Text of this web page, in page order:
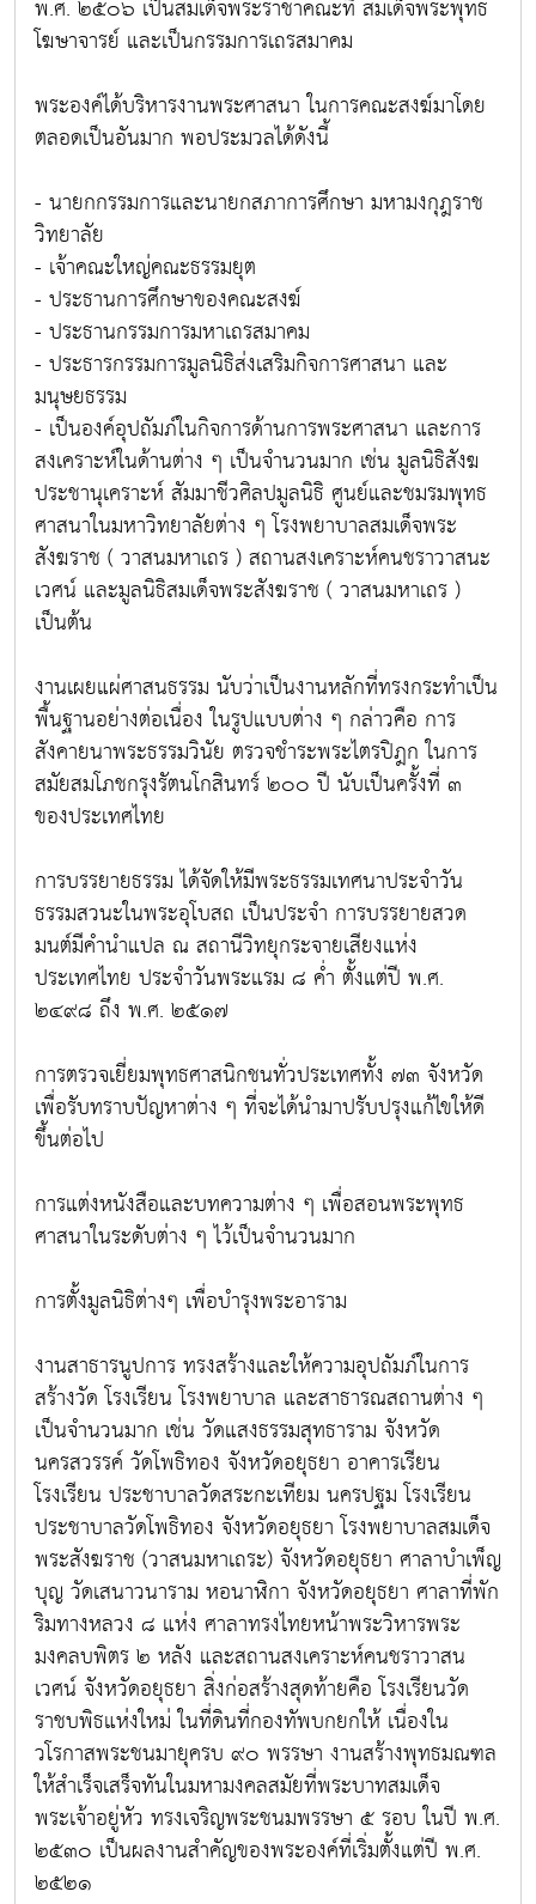
พ.ศ. ๒๕๐๖ เป็นสมเด็จพระราชาคณะที่ สมเด็จพระพุทธ
โฆษาจารย์ และเป็นกรรมการเถรสมาคม
พระองค์ได้บริหารงานพระศาสนา ในการคณะสงฆ์มาโดย
ตลอดเป็นอันมาก พอประมวลได้ดังนี้
- นายกกรรมการและนายกสภาการศึกษา มหามงกุฎราช
วิทยาลัย
- เจ้าคณะใหญ่คณะธรรมยุต
- ประธานการศึกษาของคณะสงฆ์
- ประธานกรรมการมหาเถรสมาคม
- ประธารกรรมการมูลนิธิส่งเสริมกิจการศาสนา และ
มนุษยธรรม
- เป็นองค์อุปถัมภ์ในกิจการด้านการพระศาสนา และการ
สงเคราะห์ในด้านต่าง ๆ เป็นจำนวนมาก เช่น มูลนิธิสังฆ
ประชานุเคราะห์ สัมมาชีวศิลปมูลนิธิ ศูนย์และชมรมพุทธ
ศาสนาในมหาวิทยาลัยต่าง ๆ โรงพยาบาลสมเด็จพระ
สังฆราช ( วาสนมหาเถร ) สถานสงเคราะห์คนชราวาสนะ
เวศน์ และมูลนิธิสมเด็จพระสังฆราช ( วาสนมหาเถร )
เป็นต้น
งานเผยแผ่ศาสนธรรม นับว่าเป็นงานหลักที่ทรงกระทำเป็น
พื้นฐานอย่างต่อเนื่อง ในรูปแบบต่าง ๆ กล่าวคือ การ
สังคายนาพระธรรมวินัย ตรวจชำระพระไตรปิฎก ในการ
สมัยสมโภชกรุงรัตนโกสินทร์ ๒๐๐ ปี นับเป็นครั้งที่ ๓
ของประเทศไทย
การบรรยายธรรม ได้จัดให้มีพระธรรมเทศนาประจำวัน
ธรรมสวนะในพระอุโบสถ เป็นประจำ การบรรยายสวด
มนต์มีคำนำแปล ณ สถานีวิทยุกระจายเสียงแห่ง
ประเทศไทย ประจำวันพระแรม ๘ ค่ำ ตั้งแต่ปี พ.ศ.
๒๔๙๘ ถึง พ.ศ. ๒๕๑๗
การตรวจเยี่ยมพุทธศาสนิกชนทั่วประเทศทั้ง ๗๓ จังหวัด
เพื่อรับทราบปัญหาต่าง ๆ ที่จะได้นำมาปรับปรุงแก้ไขให้ดี
ขึ้นต่อไป
การแต่งหนังสือและบทความต่าง ๆ เพื่อสอนพระพุทธ
ศาสนาในระดับต่าง ๆ ไว้เป็นจำนวนมาก
การตั้งมูลนิธิต่างๆ เพื่อบำรุงพระอาราม
งานสาธารนูปการ ทรงสร้างและให้ความอุปถัมภ์ในการ
สร้างวัด โรงเรียน โรงพยาบาล และสาธารณสถานต่าง ๆ
เป็นจำนวนมาก เช่น วัดแสงธรรมสุทธาราม จังหวัด
นครสวรรค์ วัดโพธิทอง จังหวัดอยุธยา อาคารเรียน
โรงเรียน ประชาบาลวัดสระกะเทียม นครปฐม โรงเรียน
ประชาบาลวัดโพธิทอง จังหวัดอยุธยา โรงพยาบาลสมเด็จ
พระสังฆราช (วาสนมหาเถระ) จังหวัดอยุธยา ศาลาบำเพ็ญ
บุญ วัดเสนาวนาราม หอนาฬิกา จังหวัดอยุธยา ศาลาที่พัก
ริมทางหลวง ๘ แห่ง ศาลาทรงไทยหน้าพระวิหารพระ
มงคลบพิตร ๒ หลัง และสถานสงเคราะห์คนชราวาสน
เวศน์ จังหวัดอยุธยา สิ่งก่อสร้างสุดท้ายคือ โรงเรียนวัด
ราชบพิธแห่งใหม่ ในที่ดินที่กองทัพบกยกให้ เนื่องใน
วโรกาสพระชนมายุครบ ๙๐ พรรษา งานสร้างพุทธมณฑล
ให้สำเร็จเสร็จทันในมหามงคลสมัยที่พระบาทสมเด็จ
พระเจ้าอยู่หัว ทรงเจริญพระชนมพรรษา ๕ รอบ ในปี พ.ศ.
๒๕๓๐ เป็นผลงานสำคัญของพระองค์ที่เริ่มตั้งแต่ปี พ.ศ.
๒๕๒๑